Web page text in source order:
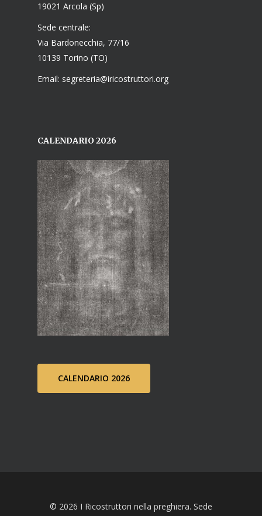
19021 Arcola (Sp)
Sede centrale:
Via Bardonecchia, 77/16
10139 Torino (TO)
Email: segreteria@iricostruttori.org
CALENDARIO 2026
CALENDARIO 2026
© 2026 I Ricostruttori nella preghiera. Sede